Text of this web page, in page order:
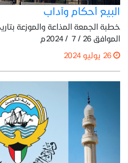
البيع أحكام وآداب
الموافق 26 / 7 / 2024م